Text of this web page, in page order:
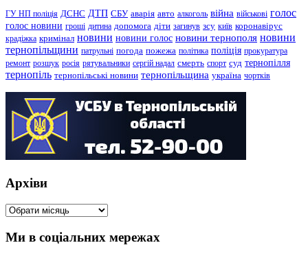
ГУ НП поліція ДСНС ДТП СБУ аварія авто алкоголь війна військові голос
голос новини гроші дитина допомога діти загинув зсу київ коронавірус
крадіжка кримінал новини новини голос новини тернополя новини
тернопільщини патрульні погода пожежа політика поліція прокуратура
ремонт розшук росія рятувальники сергій надал смерть спорт суд тернопілля
тернопіль тернопільські новини тернопільщина україна чортків
Архіви
Архіви
Ми в соціальних мережах